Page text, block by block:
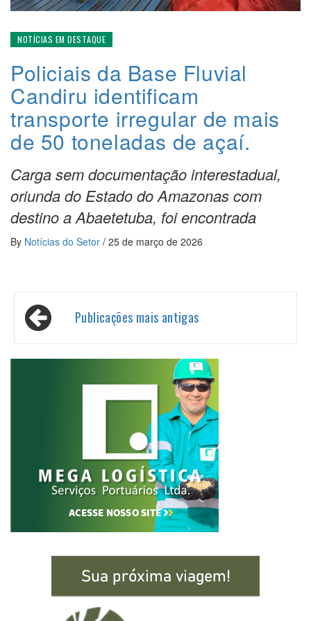
NOTÍCIAS EM DESTAQUE
Policiais da Base Fluvial
Candiru identificam
transporte irregular de mais
de 50 toneladas de açaí.
Carga sem documentação interestadual,
oriunda do Estado do Amazonas com
destino a Abaetetuba, foi encontrada
By Notícias do Setor / 25 de março de 2026
Navegação
por
posts
Publicações mais antigas